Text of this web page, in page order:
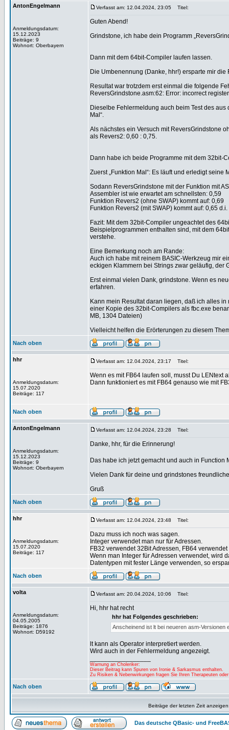
AntonEngelmann
Anmeldungsdatum:
15.12.2023
Beiträge: 9
Wohnort: Oberbayern
Verfasst am: 12.04.2024, 23:05 Titel:
Guten Abend!
Grindstone, ich habe dein Programm
Dann mit dem 64bit-Compiler laufen lassen.
Die Umbenennung (Danke, hhr!) ersparte mir
Resultat war trotzdem erst einmal die folgende
ReversGrindstone.asm:62: Error: incorrect
Dieselbe Fehlermeldung auch beim Test des
Mal“.
Als nächstes ein Versuch mit ReversGrindstone
als Revers2: 0,60 : 0,75.
Dann habe ich beide Programme mit dem 32bit-
Zuerst „Funktion Mal“: Es läuft und erledigt seine
Sodann ReversGrindstone mit der Funktion mit
Assembler ist wie erwartet am schnellsten: 0,59
Funktion Revers2 (ohne SWAP) kommt auf: 0,69
Funktion Revers2 (mit SWAP) kommt auf: 0,65
Fazit: Mit dem 32bit-Compiler ungeachtet des
Beispielprogrammen enthalten sind, mit dem
verstehe.
Eine Bemerkung noch am Rande:
Auch ich habe mit reinem BASIC-Werkzeug mir
eckigen Klammern bei Strings zwar geläufig, der
Erst einmal vielen Dank, grindstone. Wenn es
erfahren.
Kann mein Resultat daran liegen, daß ich alles
einer Kopie des 32bit-Compilers als fbc.exe
MB, 1304 Dateien)
Vielleicht helfen die Erörterungen zu diesem
Nach oben
hhr
Anmeldungsdatum:
15.07.2020
Beiträge: 117
Verfasst am: 12.04.2024, 23:17 Titel:
Wenn es mit FB64 laufen soll, musst Du LENtext
Dann funktioniert es mit FB64 genauso wie mit
Nach oben
AntonEngelmann
Anmeldungsdatum:
15.12.2023
Beiträge: 9
Wohnort: Oberbayern
Verfasst am: 12.04.2024, 23:28 Titel:
Danke, hhr, für die Erinnerung!
Das habe ich jetzt gemacht und auch in
Vielen Dank für deine und grindstones
Gruß
Nach oben
hhr
Anmeldungsdatum:
15.07.2020
Beiträge: 117
Verfasst am: 12.04.2024, 23:48 Titel:
Dazu muss ich noch was sagen.
Integer verwendet man nur für Adressen.
FB32 verwendet 32Bit Adressen, FB64
Wenn man Integer für Adressen verwendet, wird
Datentypen mit fester Länge verwenden, so
Nach oben
volta
Anmeldungsdatum:
04.05.2005
Beiträge: 1876
Wohnort: D59192
Verfasst am: 20.04.2024, 10:06 Titel:
Hi, hhr hat recht
hhr hat Folgendes geschrieben:
Anscheinend ist lt bei neueren asm-Versionen
lt kann als Operator interpretiert werden.
Wird auch in der Fehlermeldung angezeigt.
Warnung an Choleriker:
Dieser Beitrag kann Spuren von Ironie & Sarkasmus enthalten.
Zu Risiken & Nebenwirkungen fragen Sie Ihren Therapeuten
Nach oben
Beiträge der letzten Zeit
Das deutsche QBasic- und